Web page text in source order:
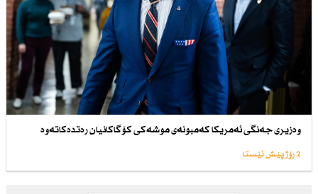
وەزیری جەنگی ئەمریكا كەمبونەی موشەكی كۆگاكانیان رەتدەكاتەوە
2 رۆژ پێش ئێستا